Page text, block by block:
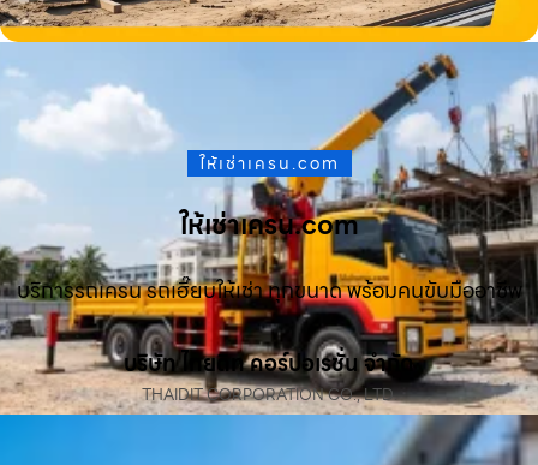
ให้เช่าเครน.com
ให้เช่าเครน.com
บริการรถเครน รถเฮี๊ยบให้เช่า ทุกขนาด พร้อมคนขับมืออาชีพ
บริษัท ไทยดิท คอร์ปอเรชั่น จำกัด
THAIDIT CORPORATION CO., LTD.